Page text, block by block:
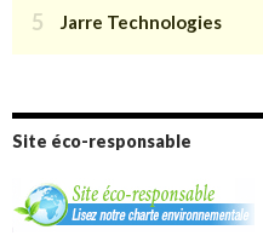
Site éco-responsable